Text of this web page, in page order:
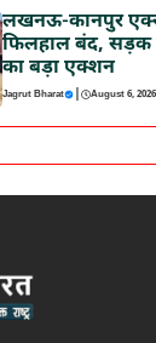
लखनऊ-कानपुर
फिलहाल बंद, सड़क
का बड़ा एक्शन
Jagrut Bharat | August 6, 2026